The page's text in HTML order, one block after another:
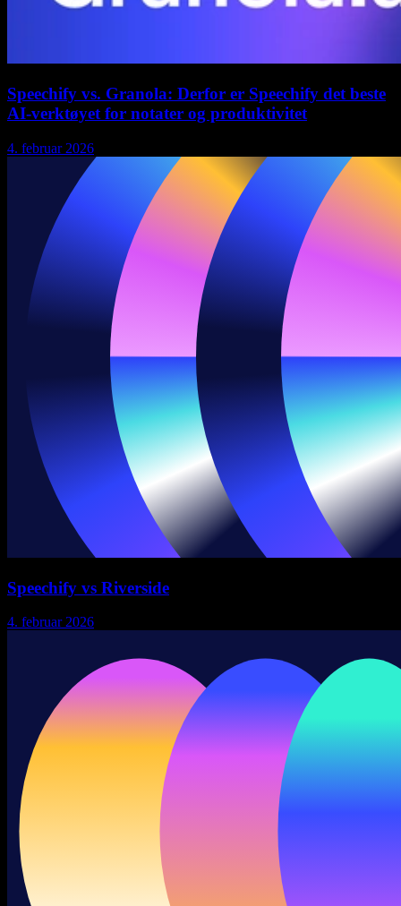
Speechify vs. Granola: Derfor er Speechify det beste
AI-verktøyet for notater og produktivitet
4. februar 2026
Speechify vs Riverside
4. februar 2026